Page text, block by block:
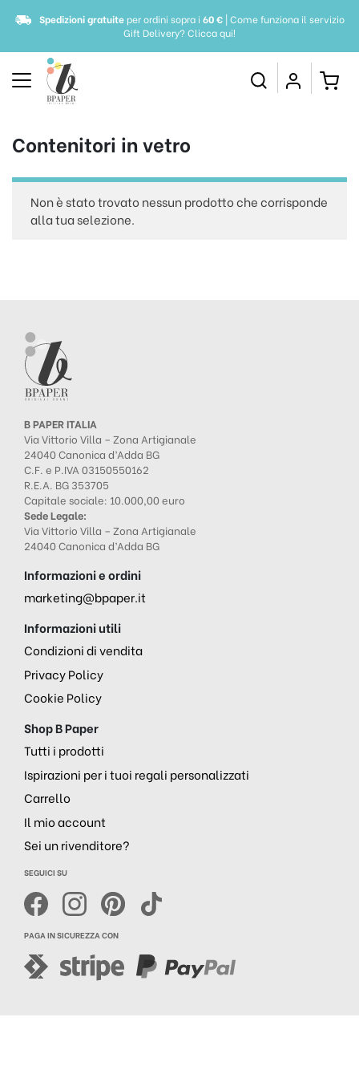
Spedizioni gratuiteper ordini sopra i 60 €| Come funziona il servizio
Gift Delivery?Clicca qui!
Contenitori in vetro
Non è stato trovato nessun prodotto che corrisponde
alla tua selezione.
B PAPER ITALIA
Via Vittorio Villa – Zona Artigianale
24040 Canonica d’Adda BG
C.F. e P.IVA 03150550162
R.E.A. BG 353705
Capitale sociale: 10.000,00 euro
Sede Legale:
Via Vittorio Villa – Zona Artigianale
24040 Canonica d’Adda BG
Informazioni e ordini
marketing@bpaper.it
Informazioni utili
Condizioni di vendita
Privacy Policy
Cookie Policy
Shop B Paper
Tutti i prodotti
Ispirazioni per i tuoi regali personalizzati
Carrello
Il mio account
Sei un rivenditore?
SEGUICI SU
PAGA IN SICUREZZA CON